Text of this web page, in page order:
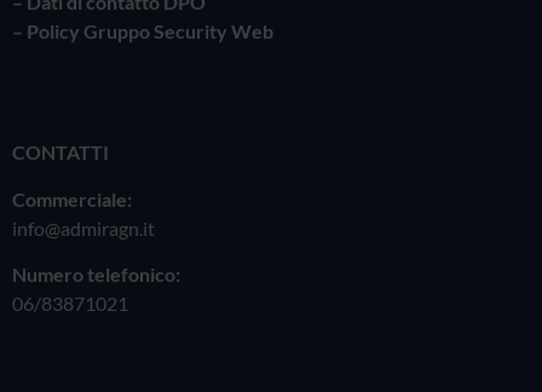
– Policy Gruppo Security Web
CONTATTI
Commerciale:
info@admiragn.it
Numero telefonico:
06/83871021